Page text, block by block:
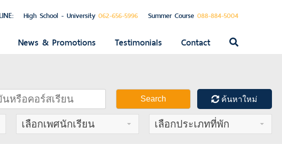
High School - University 062-656-5996 Summer Course 088-884-5004
News & Promotions Testimonials Contact
Search ค้นหาใหม่
เลือกเพศนักเรียน เลือกประเภทที่พัก